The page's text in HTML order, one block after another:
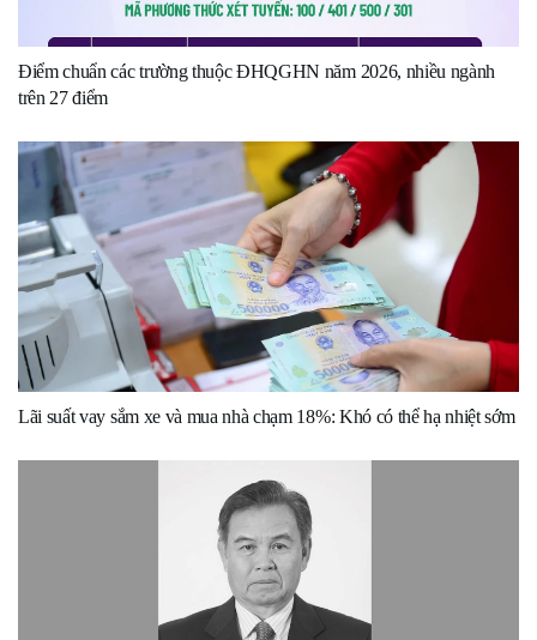
Điểm chuẩn các trường thuộc ĐHQGHN năm 2026, nhiều ngành
trên 27 điểm
Lãi suất vay sắm xe và mua nhà chạm 18%: Khó có thể hạ nhiệt sớm